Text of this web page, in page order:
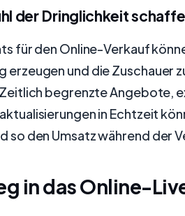
der Dringlichkeit
für den Online-Verkauf
erzeugen und die Zuschauer
begrenzte Angebote,
in Echtzeit
so den Umsatz während der
in das Online-